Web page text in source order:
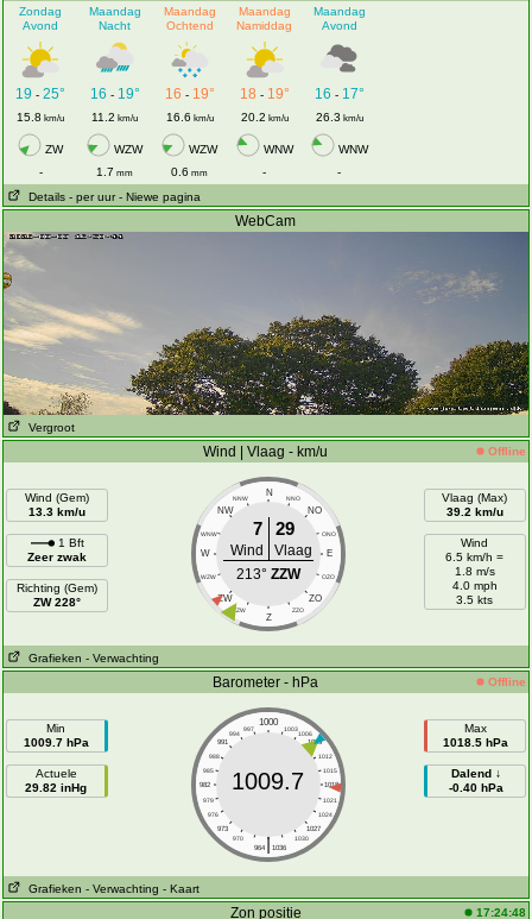
Zondag
Avond
Maandag
Nacht
Maandag
Ochtend
Maandag
Namiddag
Maandag
Avond
19 -25° 16 - 19° 16 - 19° 18 - 19° 16 - 17°
15.8 km/u 11.2 km/u 16.6 km/u 20.2 km/u 26.3 km/u
ZW WZW WZW WNW
WNW
-
1.7 mm 0.6 mm -
-
Details - per uur - Niewe pagina
WebCam
Vergroot
Wind | Vlaag - km/u Offline
Wind (Gem)
13.3 km/u
1 Bft
Zeer zwak
Richting (Gem)
ZW 228°
N
NNW NNO
NW NO
WNW ONO
W E
WZW OZO
ZW ZO
ZZW ZZO
Z
7 29
Wind
Vlaag
213° ZZW
Vlaag (Max)
39.2 km/u
Wind
6.5 km/h =
1.8 m/s
4.0 mph
3.5 kts
Grafieken - Verwachting
Barometer - hPa Offline
Min
1009.7 hPa
Actuele
29.82 inHg
1000
997 1003
994
1006
991
1009
988
1012
985
1015
982
1018
979
1021
976
1024
973
1027
970
1030
|
964 1036
1009.7
Max
1018.5 hPa
Dalend ↓
-0.40 hPa
Grafieken - Verwachting - Kaart
Zon positie 17:24:48